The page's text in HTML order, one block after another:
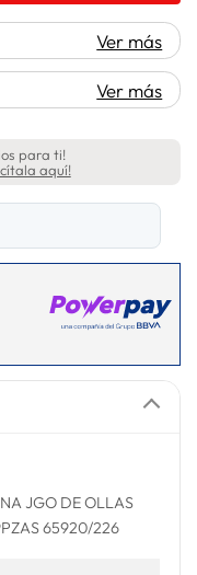
Ver más
Ver más
para ti!
aquí!
JGO DE OLLAS
65920/226